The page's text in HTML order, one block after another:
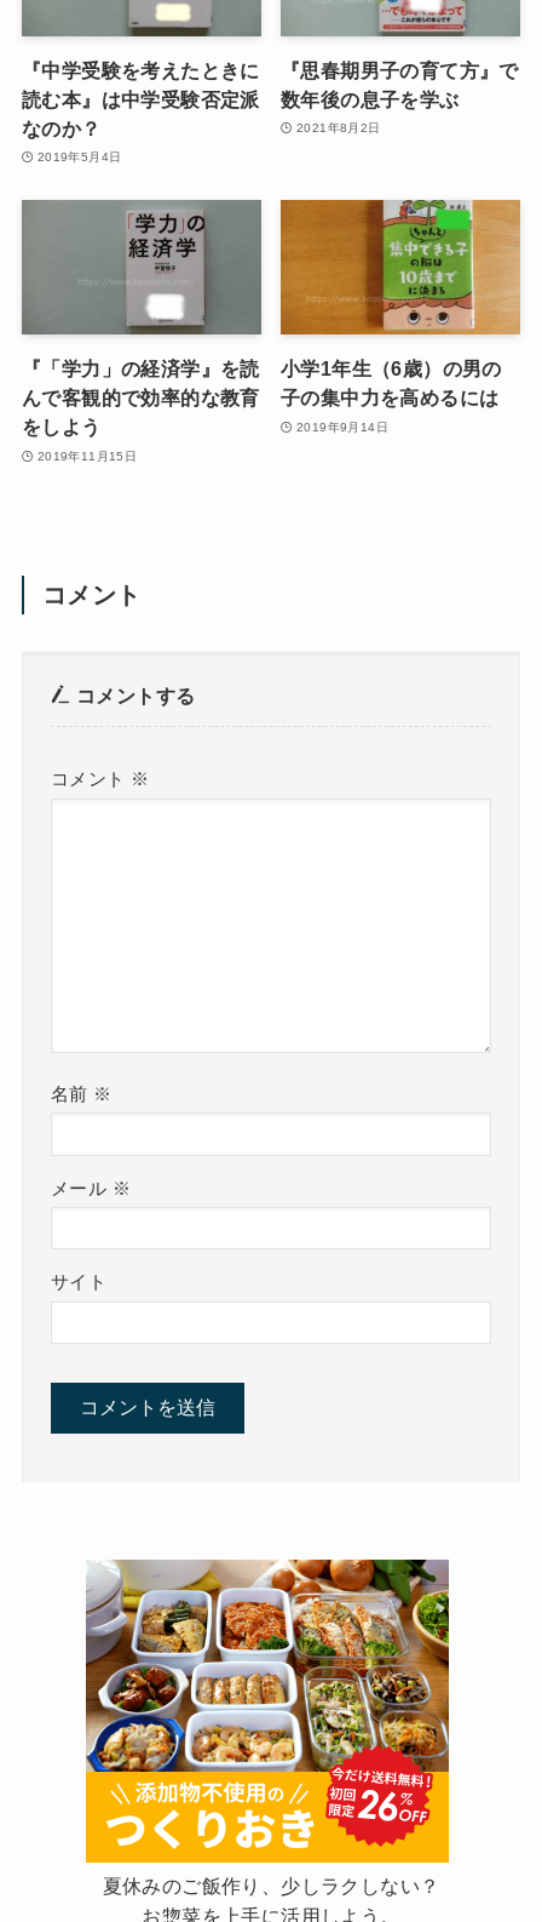
『中学受験を考えたときに
読む本』は中学受験否定派
なのか？
2019年5月4日
『思春期男子の育て方』で
数年後の息子を学ぶ
2021年8月2日
『「学力」の経済学』を読
んで客観的で効率的な教育
をしよう
2019年11月15日
小学1年生（6歳）の男の
子の集中力を高めるには
2019年9月14日
コメント
コメントする
コメント ※
名前 ※
メール ※
サイト
夏休みのご飯作り、少しラクしない？
お惣菜を上手に活用しよう。